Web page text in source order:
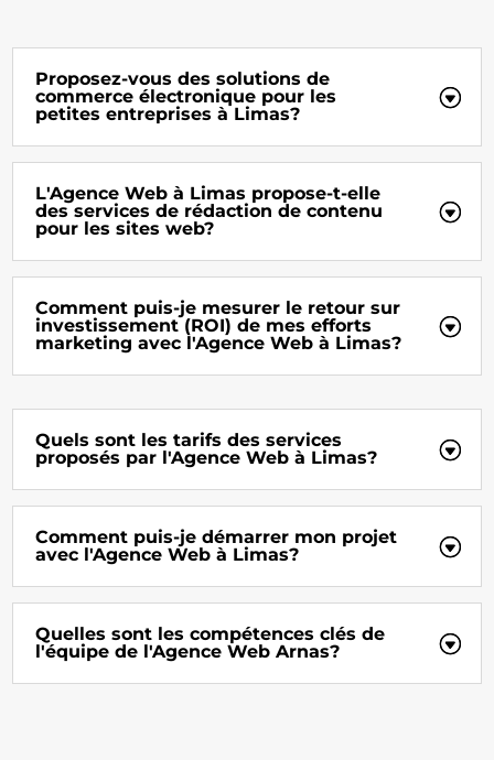
Proposez-vous des solutions de
commerce électronique pour les
petites entreprises à Limas?
L'Agence Web à Limas propose-t-elle
des services de rédaction de contenu
pour les sites web?
Comment puis-je mesurer le retour sur
investissement (ROI) de mes efforts
marketing avec l'Agence Web à Limas?
Quels sont les tarifs des services
proposés par l'Agence Web à Limas?
Comment puis-je démarrer mon projet
avec l'Agence Web à Limas?
Quelles sont les compétences clés de
l'équipe de l'Agence Web Arnas?